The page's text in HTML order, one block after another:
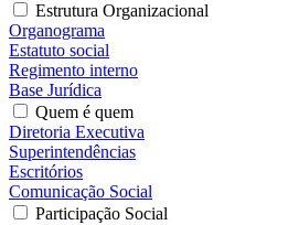
Estrutura Organizacional
Organograma
Estatuto social
Regimento interno
Base Jurídica
Quem é quem
Diretoria Executiva
Superintendências
Escritórios
Comunicação Social
Participação Social